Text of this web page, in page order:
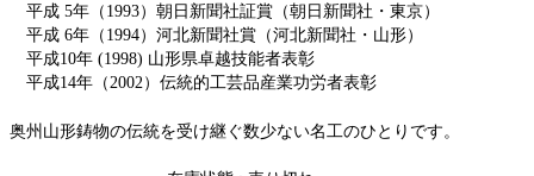
平成 5年（1993）朝日新聞社証賞（朝日新聞社・東京）
平成 6年（1994）河北新聞社賞（河北新聞社・山形）
平成10年 (1998) 山形県卓越技能者表彰
平成14年（2002）伝統的工芸品産業功労者表彰
奥州山形鋳物の伝統を受け継ぐ数少ない名工のひとりです。